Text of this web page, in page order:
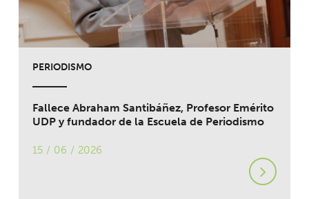
PERIODISMO
Fallece Abraham Santibáñez, Profesor Emérito
UDP y fundador de la Escuela de Periodismo
15 / 06 / 2026